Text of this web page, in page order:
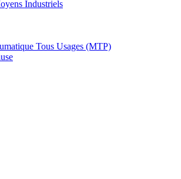
Industriels
Tous Usages (MTP)